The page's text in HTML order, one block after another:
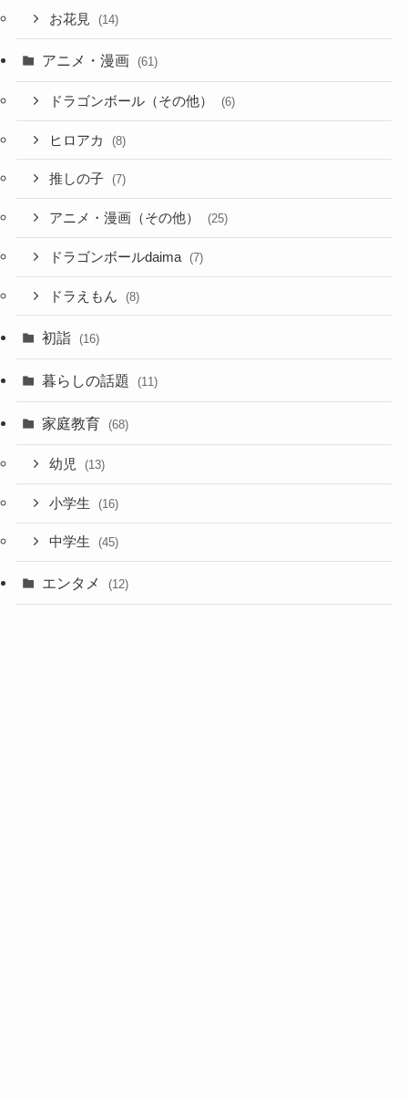
お花見 (14)
アニメ・漫画 (61)
ドラゴンボール（その他） (6)
ヒロアカ (8)
推しの子 (7)
アニメ・漫画（その他） (25)
ドラゴンボールdaima (7)
ドラえもん (8)
初詣 (16)
暮らしの話題 (11)
家庭教育 (68)
幼児 (13)
小学生 (16)
中学生 (45)
エンタメ (12)